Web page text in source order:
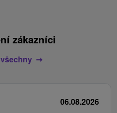
zákazníci
06.08.2026